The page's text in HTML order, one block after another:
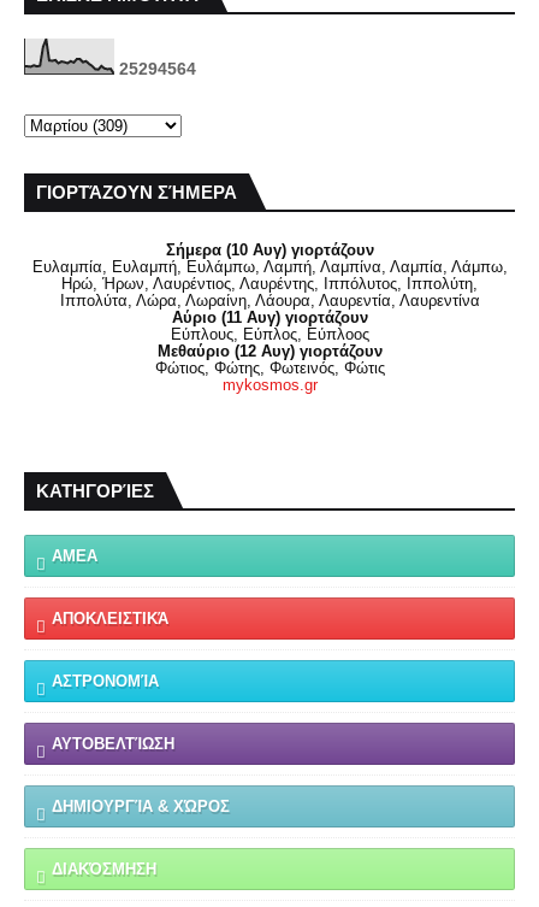
25294564
ΓΙΟΡΤΆΖΟΥΝ ΣΉΜΕΡΑ
Σήμερα (10 Αυγ) γιορτάζουν
Ευλαμπία, Ευλαμπή, Ευλάμπω, Λαμπή, Λαμπίνα, Λαμπία, Λάμπω,
Ηρώ, Ήρων, Λαυρέντιος, Λαυρέντης, Ιππόλυτος, Ιππολύτη,
Ιππολύτα, Λώρα, Λωραίνη, Λάουρα, Λαυρεντία, Λαυρεντίνα
Αύριο (11 Αυγ) γιορτάζουν
Εύπλους, Εύπλος, Εύπλοος
Μεθαύριο (12 Αυγ) γιορτάζουν
Φώτιος, Φώτης, Φωτεινός, Φώτις
mykosmos.gr
ΚΑΤΗΓΟΡΊΕΣ
ΑΜΕΑ
ΑΠΟΚΛΕΙΣΤΙΚΆ
ΑΣΤΡΟΝΟΜΊΑ
ΑΥΤΟΒΕΛΤΊΩΣΗ
ΔΗΜΙΟΥΡΓΊΑ & ΧΏΡΟΣ
ΔΙΑΚΌΣΜΗΣΗ